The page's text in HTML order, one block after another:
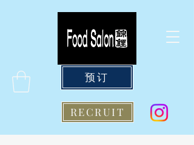
预订
RECRUIT